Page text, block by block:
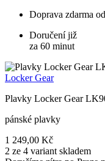
Doprava zdarma
Doručení již
za 60 minut
Locker Gear
Plavky Locker Gear
pánské plavky
1 249,00 Kč
2 ze 4 variant skladem